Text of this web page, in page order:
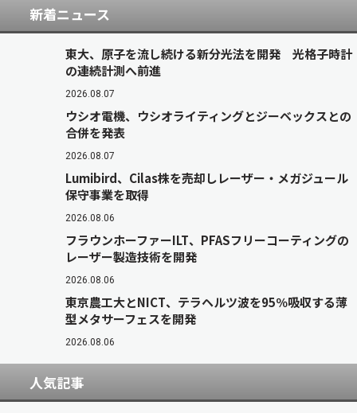
新着ニュース
東大、原子を流し続ける新分光法を開発 光格子時計
の連続計測へ前進
2026.08.07
ウシオ電機、ウシオライティングとジーベックスとの
合併を発表
2026.08.07
Lumibird、Cilas株を売却しレーザー・メガジュール
保守事業を取得
2026.08.06
フラウンホーファーILT、PFASフリーコーティングの
レーザー製造技術を開発
2026.08.06
東京農工大とNICT、テラヘルツ波を95％吸収する薄
型メタサーフェスを開発
2026.08.06
人気記事